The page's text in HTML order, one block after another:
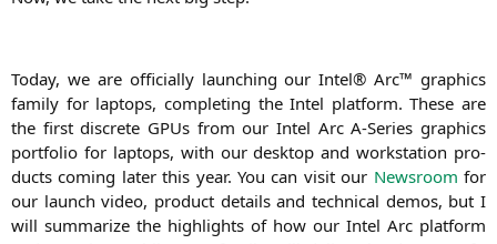
Today, we are offi­ci­al­ly laun­ching our Intel® Arc™ gra­phics
fami­ly for lap­tops, com­ple­ting the Intel plat­form. The­se are
the first dis­crete GPUs from our Intel Arc A‑Series gra­phics
port­fo­lio for lap­tops, with our desk­top and work­sta­tion pro­
ducts coming later this year. You can visit our News­room for
our launch video, pro­duct details and tech­ni­cal demos, but I
will sum­ma­ri­ze the high­lights of how our Intel Arc plat­form